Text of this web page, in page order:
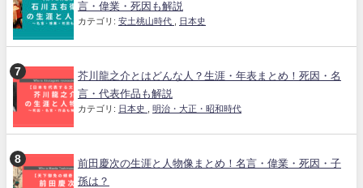
言・偉業・死因も解説
カテゴリ: 安土桃山時代 日本史
芥川龍之介とはどんな人？生涯・年表まとめ！死因・名
言・代表作品も解説
カテゴリ: 日本史 明治・大正・昭和時代
前田慶次の生涯と人物像まとめ！名言・偉業・死因・子
孫は？